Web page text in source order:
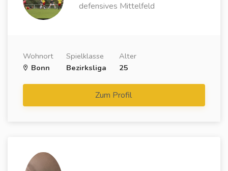
defensives Mittelfeld
Wohnort
Bonn
Spielklasse
Bezirksliga
Alter
25
Zum Profil